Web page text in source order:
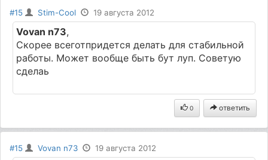
#15 Stim-Cool 19 августа 2012
Vovan n73,
Скорее всеготпридется делать для стабильной
работы. Может вообще быть бут луп. Советую
сделаь
0 ответить
#15 Vovan n73 19 августа 2012